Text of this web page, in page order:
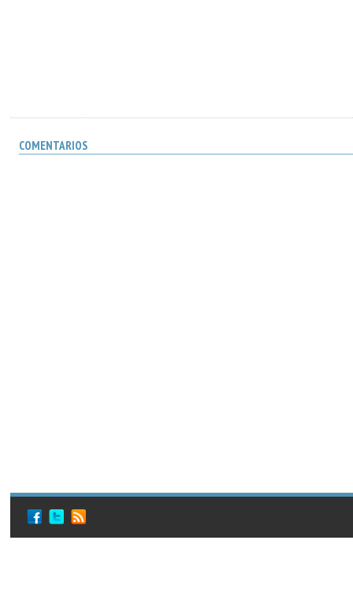
COMENTARIOS